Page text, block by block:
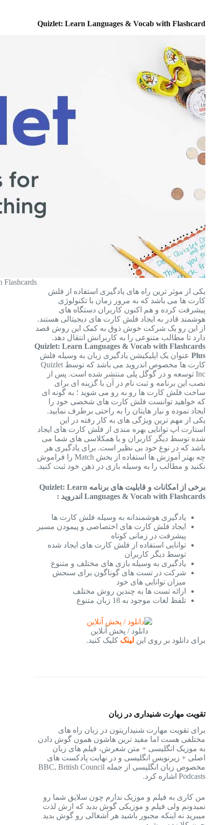
Quizlet: Learn Languages & Vocab with Flashcard
Flashcards
یکی از موثر ترین راه های یادگیری استفاده از فلش
کارت ها می باشد که به مرور زمان با تکنولوژی
پیشرفت کرده و هم اکنون کاربران دستگاه های
هوشمند قادر به ایجاد فلش کارت های دیجیتالی هستند.
از این رو یک شرکت خوش ذوق به کمک این روش قصد
دارد تا مطالب متنوعی را به کاربرانش انتقال دهد.
Quizlet: Learn Languages & Vocab with Flashcards
Plus عنوان یک اپلیکیشن یادگیری زبان به وسیله فلش
کارت ها مخصوص اندروید می باشد که توسط Quizlet
Inc توسعه و در گوگل پلی منتشر شده است. پس از
نصب این برنامه و ثبت نام در آن با گزینه ای برای
ساخت فلش کارت ها رو به رو می شوید ؛ به گونه ای
که خواهید توانست فلش کارت های شخصی خود را
ایجاد نموده و نیاز هایتان را به راحتی برطرف نمایید.
یکی از مهم ترین ویژگی های به کار رفته در این
استارت اپ توانایی بهره مندی از فلش کارت های ایجاد
شده توسط دیگر کاربران و یا همکلاسی های شما می
باشد که در نوع خود بی نظیر است. برای یادگیری هر
چه بهتر آموزش ها استفاده از بخش Match را فراموش
نکنید و مطالب را به وسیله بازی در ذهن خود ثبت کنید.
برخی از امکانات و قابلیت های برنامه Quizlet: Learn
Languages & Vocab with Flashcards اندروید :
یادگیری هوشمندانه به وسیله فلش کارت ها
ایجاد فلش کارت های اختصاصی و پیمودن مسیر
پیشرفت در زمانی کوتاه
توانایی استفاده از فلش کارت های ایجاد شده
توسط دیگر کاربران
یادگیری به وسیله بازی های مختلف و متنوع
شرکت در تست های گوناگون برای سنجش
میزان توانایی های خود
ارائه تست ها به چندین روش مختلف
تلفظ لغات موجود به 18 زبان متنوع
دانلود / پخش آنلاین
برای دانلود بر روی این لینک کلیک کنید.
تقویت مهارت شنیداری در زبان
برای تقویت مهارت شنیداریتون در زبان راه های
مختلفی هست اما مفید ترین هاشون همون گوش دادن
به موزیک انگلیسی + متن شعرش، فیلم های زبان
اصلی + زیرنویس انگلیسی و در نهایت پادکست های
مخصوص زبان انگلیسی از جمله BBC, British Council
Podcasts اشاره کرد.
من کاری به فیلم و موزیک ندارم چون سلایق شما رو
نمیدونم ولی فیلم و موزیکی گوش بدید که ازش لذت
میبرید نه اینکه مجبور باشید هر آشغالی رو گوش بدید